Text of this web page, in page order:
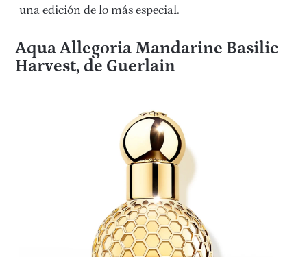
una edición de lo más especial.
Aqua Allegoria Mandarine Basilic
Harvest, de Guerlain